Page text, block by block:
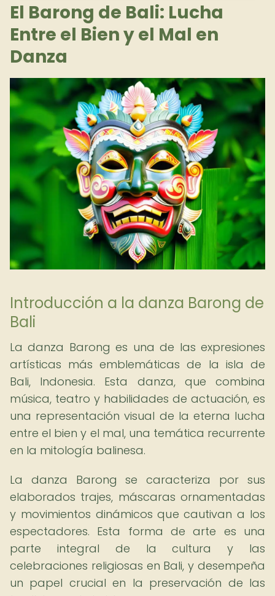
El Barong de Bali: Lucha
Entre el Bien y el Mal en
Danza
Introducción a la danza Barong de
Bali
La danza Barong es una de las expresiones
artísticas más emblemáticas de la isla de
Bali, Indonesia. Esta danza, que combina
música, teatro y habilidades de actuación, es
una representación visual de la eterna lucha
entre el bien y el mal, una temática recurrente
en la mitología balinesa.
La danza Barong se caracteriza por sus
elaborados trajes, máscaras ornamentadas
y movimientos dinámicos que cautivan a los
espectadores. Esta forma de arte es una
parte integral de la cultura y las
celebraciones religiosas en Bali, y desempeña
un papel crucial en la preservación de las